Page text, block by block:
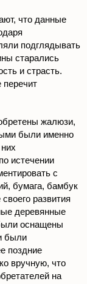
что данные
подглядывать
старались
и страсть.
перечит
жалюзи,
были именно
истечении
с
бумага, бамбук
развития
деревянные
оснащены
были
поздние
вручную, что
на